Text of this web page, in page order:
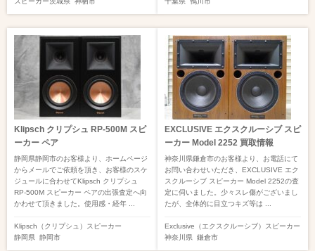
Klipsch クリプシュ RP-500M スピ
ーカー ペア
静岡県静岡市のお客様より、ホームページ
からメールでご依頼を頂き、お客様のスケ
ジュールに合わせてKlipsch クリプシュ
RP-500M スピーカー ペアの出張査定へ向
かわせて頂きました。使用感・経年 ...
Klipsch（クリプシュ） スピーカー
静岡県 静岡市
EXCLUSIVE エクスクルーシブ スピ
ーカー Model 2252 買取情報
神奈川県鎌倉市のお客様より、お電話にて
お問い合わせいただき、EXCLUSIVE エク
スクルーシブ スピーカー Model 2252の査
定に伺いました。少々スレ傷がございまし
たが、全体的に目立つキズ等は ...
Exclusive（エクスクルーシブ） スピーカー
神奈川県 鎌倉市